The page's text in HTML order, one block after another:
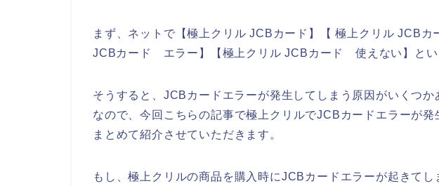
まず、ネットで【極上クリル JCBカード】【 極上クリル JCB
JCBカード エラー】【極上クリル JCBカード 使えない】とい
そうすると、JCBカードエラーが発生してしまう原因がいくつか
なので、今回こちらの記事で極上クリルでJCBカードエラーが
まとめて紹介させていただきます。
もし、極上クリルの商品を購入時にJCBカードエラーが起きて